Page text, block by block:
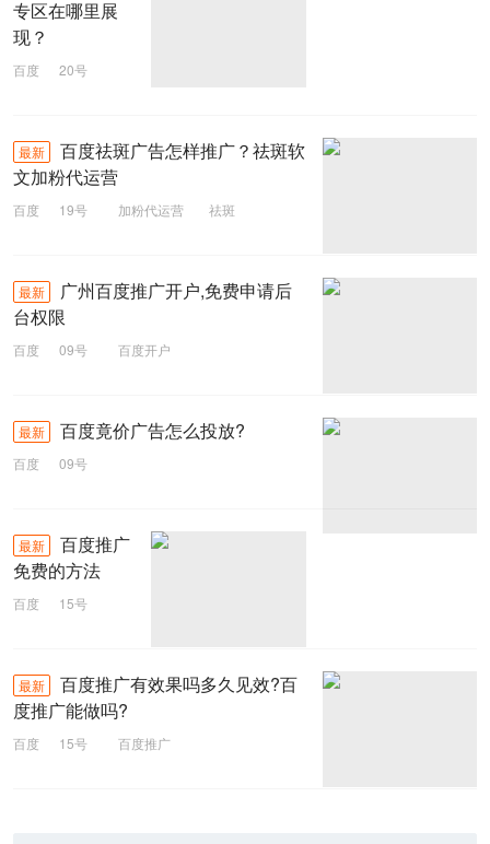
专区在哪里展
现？
百度
20号
最新
百度祛斑广告怎样推广？祛斑软
文加粉代运营
百度 19号 加粉代运营
祛斑
最新
广州百度推广开户,免费申请后
台权限
百度 09号 百度开户
最新 百度竟价广告怎么投放?
百度 09号
最新
百度推广
免费的方法
百度
15号
最新
百度推广有效果吗多久见效?百
度推广能做吗?
百度 15号 百度推广